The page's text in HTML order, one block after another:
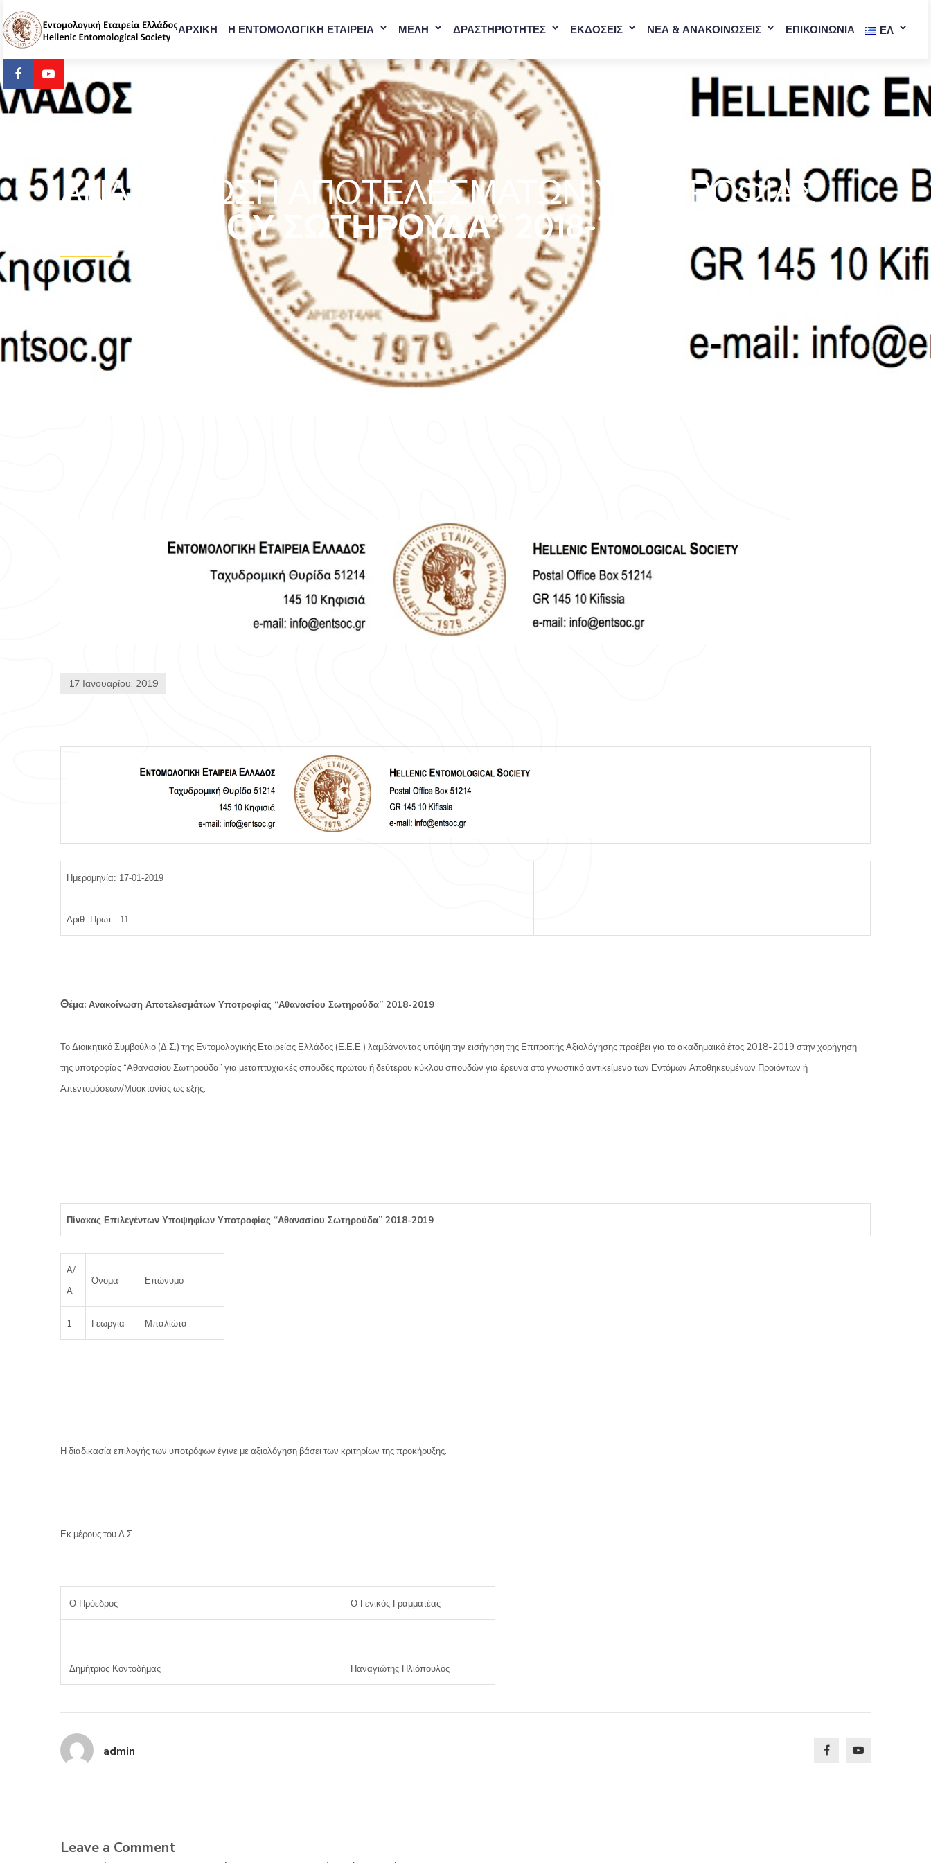
ΑΡΧΙΚΗ Η ΕΝΤΟΜΟΛΟΓΙΚΗ ΕΤΑΙΡΕΙΑ ΜΕΛΗ ΔΡΑΣΤΗΡΙΟΤΗΤΕΣ ΕΚΔΟΣΕΙΣ ΝΕΑ & ΑΝΑΚΟΙΝΩΣΕΙΣ ΕΠΙΚΟΙΝΩΝΙΑ ΕΛ
ΑΝΑΚΟΊΝΩΣΗ ΑΠΟΤΕΛΕΣΜΆΤΩΝ ΥΠΟΤΡΟΦΊΑΣ
“ΑΘΑΝΑΣΊΟΥ ΣΩΤΗΡΟΎΔΑ” 2018-2019
17 Ιανουαρίου, 2019
Ημερομηνία: 17-01-2019
Αριθ. Πρωτ.: 11
Θέμα: Ανακοίνωση Αποτελεσμάτων Υποτροφίας “Αθανασίου Σωτηρούδα” 2018-2019
Το Διοικητικό Συμβούλιο (Δ.Σ.) της Εντομολογικής Εταιρείας Ελλάδος (Ε.Ε.Ε.) λαμβάνοντας υπόψη την εισήγηση της Επιτροπής Αξιολόγησης προέβει για το ακαδημαικό έτος 2018-2019 στην χορήγηση
της υποτροφίας “Αθανασίου Σωτηρούδα” για μεταπτυχιακές σπουδές πρώτου ή δεύτερου κύκλου σπουδών για έρευνα στο γνωστικό αντικείμενο των Εντόμων Αποθηκευμένων Προιόντων ή
Απεντομόσεων/Μυοκτονίας ως εξής:
Πίνακας Επιλεγέντων Υποψηφίων Υποτροφίας “Αθανασίου Σωτηρούδα” 2018-2019
Α/
Α
Όνομα Επώνυμο
1 Γεωργία Μπαλιώτα
Η διαδικασία επιλογής των υποτρόφων έγινε με αξιολόγηση βάσει των κριτηρίων της προκήρυξης.
Εκ μέρους του Δ.Σ.
Ο Πρόεδρος Ο Γενικός Γραμματέας
Δημήτριος Κοντοδήμας Παναγιώτης Ηλιόπουλος
admin
Leave a Comment